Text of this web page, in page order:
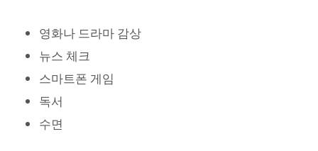
영화나 드라마 감상
뉴스 체크
스마트폰 게임
독서
수면